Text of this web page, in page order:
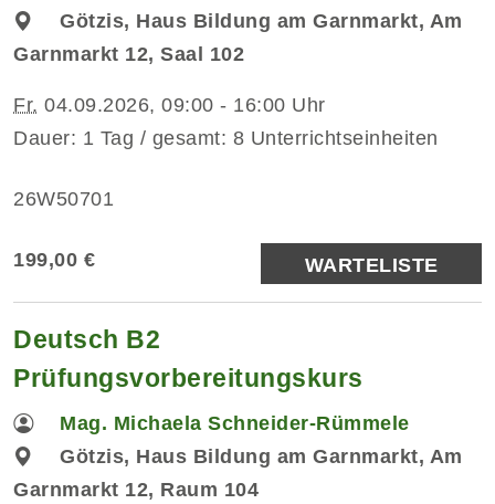
Götzis, Haus Bildung am Garnmarkt, Am
Garnmarkt 12, Saal 102
Fr. 04.09.2026, 09:00 - 16:00 Uhr
Dauer: 1 Tag / gesamt: 8 Unterrichtseinheiten
26W50701
199,00 € WARTELISTE
Deutsch B2
Prüfungsvorbereitungskurs
Mag. Michaela Schneider-Rümmele
Götzis, Haus Bildung am Garnmarkt, Am
Garnmarkt 12, Raum 104